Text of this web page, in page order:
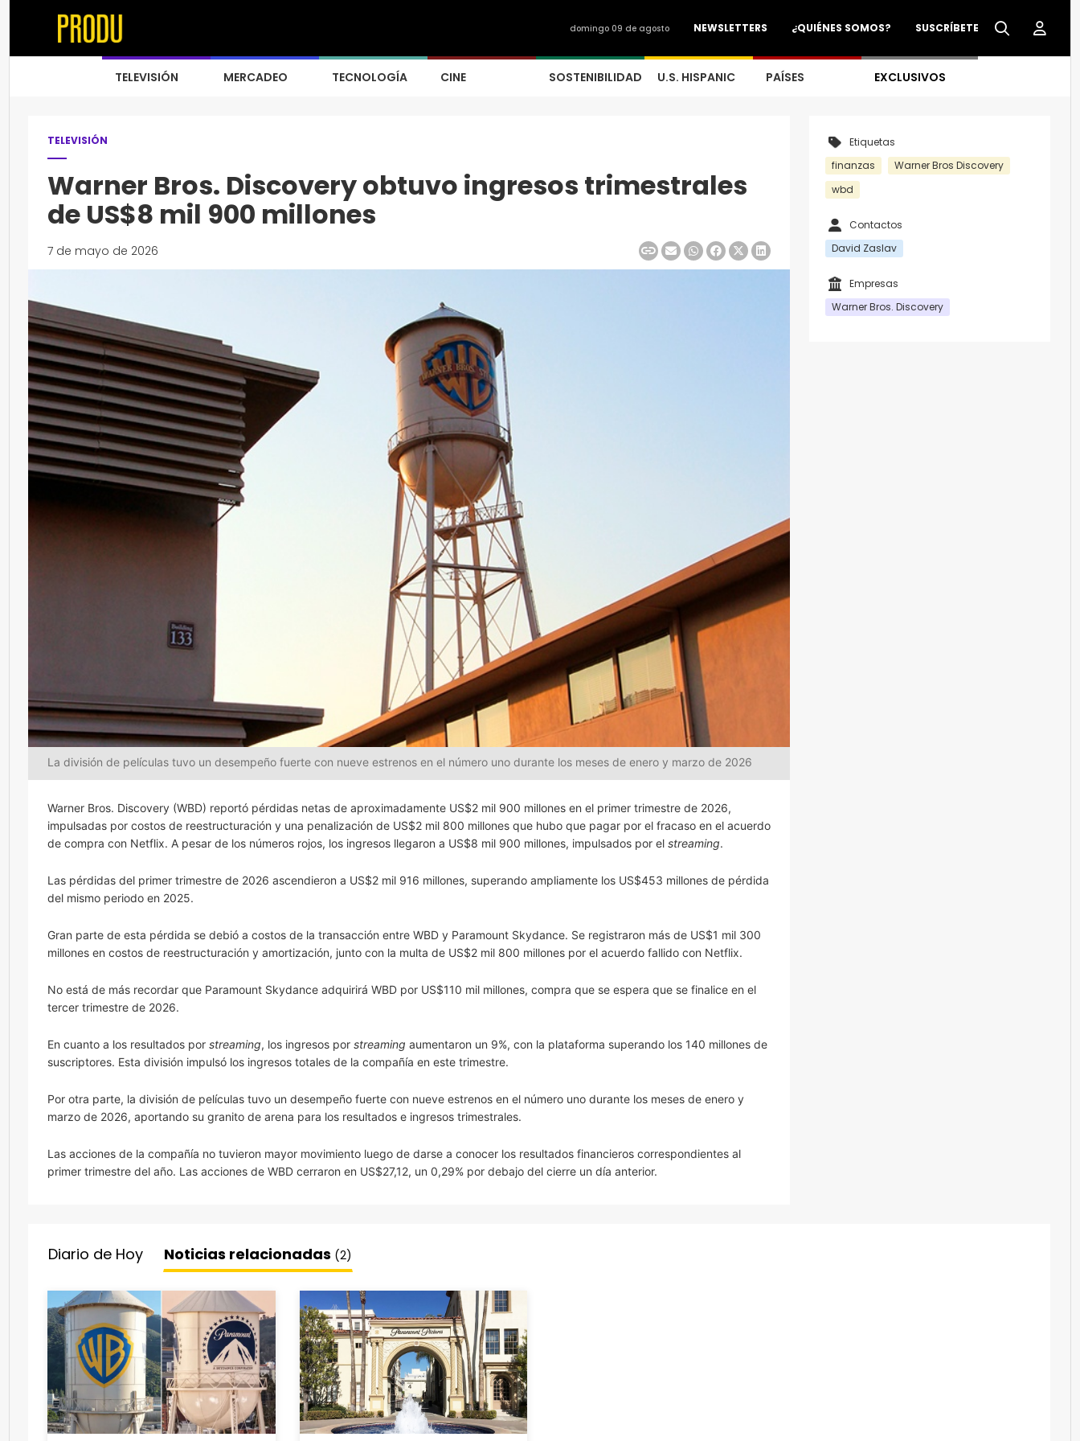
SUSCRÍBETE
¿QUIÉNES SOMOS?
NEWSLETTERS
domingo 09 de agosto
TELEVISIÓN MERCADEO TECNOLOGÍA CINE SOSTENIBILIDAD U.S. HISPANIC PAÍSES EXCLUSIVOS
TELEVISIÓN
Warner Bros. Discovery obtuvo ingresos trimestrales
de US$8 mil 900 millones
7 de mayo de 2026
La división de películas tuvo un desempeño fuerte con nueve estrenos en el número uno durante los meses de enero y marzo de 2026
Warner Bros. Discovery (WBD) reportó pérdidas netas de aproximadamente US$2 mil 900 millones en el primer trimestre de 2026,
impulsadas por costos de reestructuración y una penalización de US$2 mil 800 millones que hubo que pagar por el fracaso en el acuerdo
de compra con Netflix. A pesar de los números rojos, los ingresos llegaron a US$8 mil 900 millones, impulsados por el streaming.
Las pérdidas del primer trimestre de 2026 ascendieron a US$2 mil 916 millones, superando ampliamente los US$453 millones de pérdida
del mismo periodo en 2025.
Gran parte de esta pérdida se debió a costos de la transacción entre WBD y Paramount Skydance. Se registraron más de US$1 mil 300
millones en costos de reestructuración y amortización, junto con la multa de US$2 mil 800 millones por el acuerdo fallido con Netflix.
No está de más recordar que Paramount Skydance adquirirá WBD por US$110 mil millones, compra que se espera que se finalice en el
tercer trimestre de 2026.
En cuanto a los resultados por streaming, los ingresos por streaming aumentaron un 9%, con la plataforma superando los 140 millones de
suscriptores. Esta división impulsó los ingresos totales de la compañía en este trimestre.
Por otra parte, la división de películas tuvo un desempeño fuerte con nueve estrenos en el número uno durante los meses de enero y
marzo de 2026, aportando su granito de arena para los resultados e ingresos trimestrales.
Las acciones de la compañía no tuvieron mayor movimiento luego de darse a conocer los resultados financieros correspondientes al
primer trimestre del año. Las acciones de WBD cerraron en US$27,12, un 0,29% por debajo del cierre un día anterior.
Etiquetas
finanzas
Warner Bros Discovery
wbd
Contactos
David Zaslav
Empresas
Warner Bros. Discovery
Diario de Hoy Noticias relacionadas (2)